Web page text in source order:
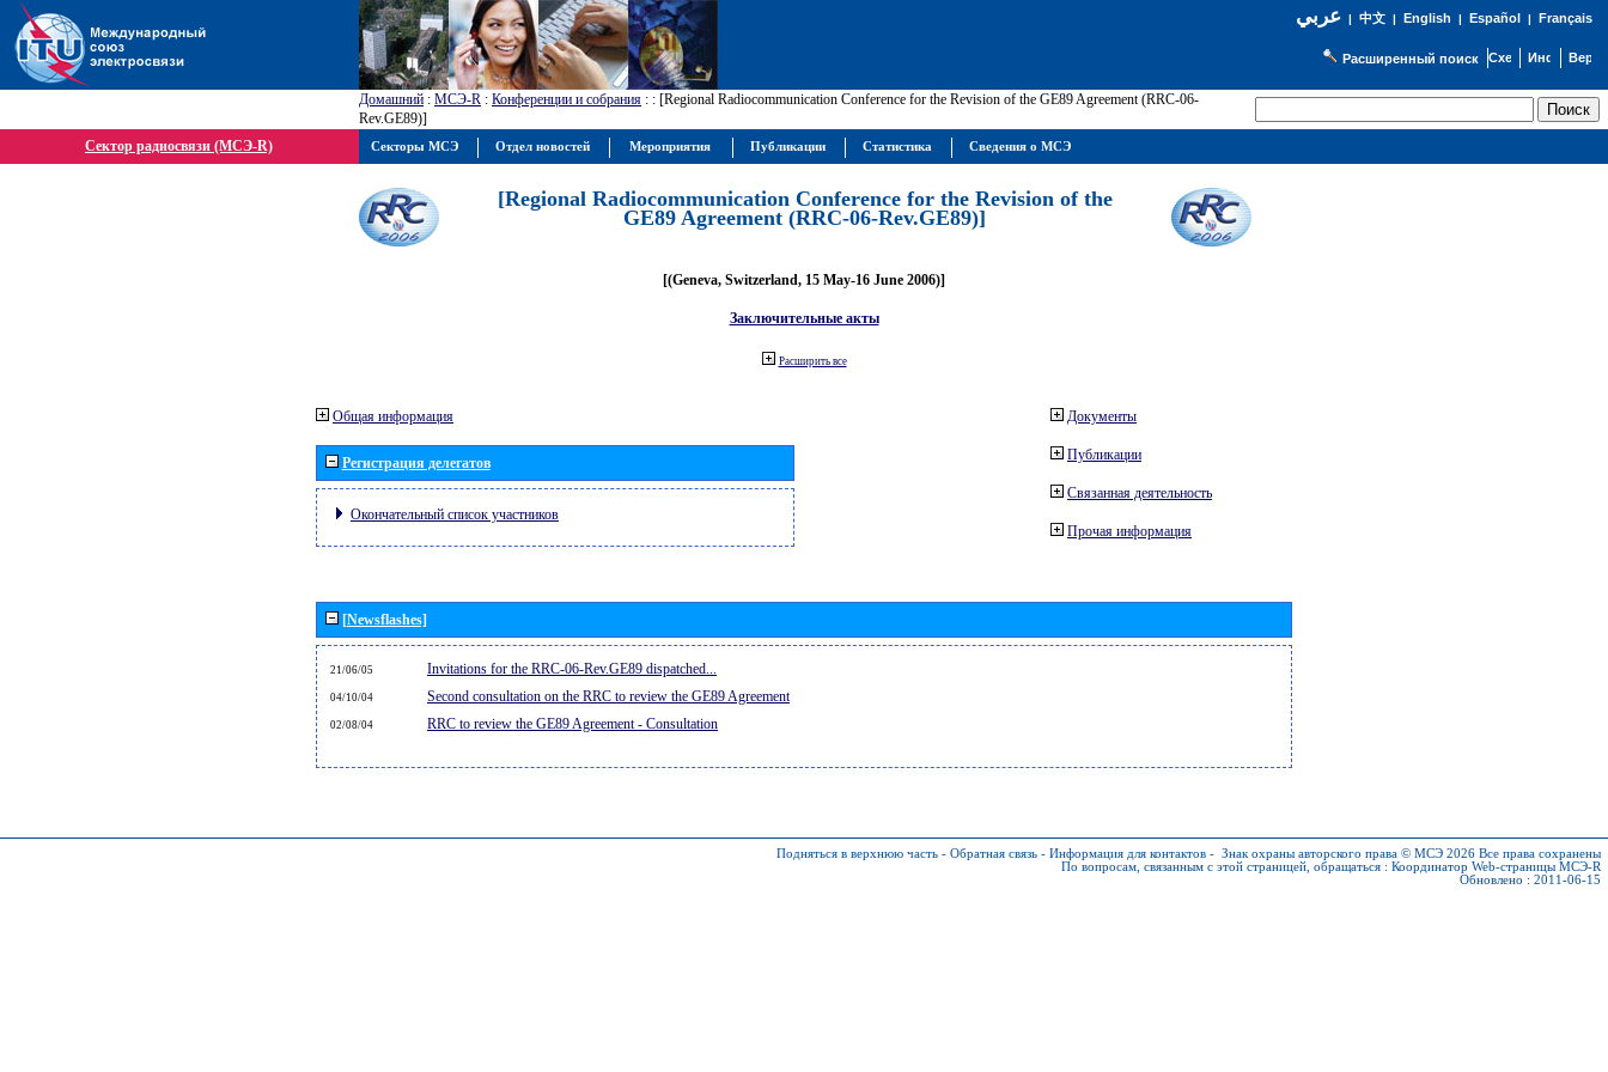
عربي| 中文| English | Español | Français
Расширенный поиск
Домашний : МСЭ-R : Конференции и собрания : : [Regional Radiocommunication Conference for the Revision of the GE89 Agreement (RRC-06-
Rev.GE89)]
Сектор радиосвязи (МСЭ-R)
[Regional Radiocommunication Conference for the Revision of the
GE89 Agreement (RRC-06-Rev.GE89)]
[(Geneva, Switzerland, 15 May-16 June 2006)]
Заключительные акты
Расширить все
Общая информация
Регистрация делегатов
Окончательный список участников
Документы
Публикации
Связанная деятельность
Прочая информация
[Newsflashes]
21/06/05 Invitations for the RRC-06-Rev.GE89 dispatched...
04/10/04 Second consultation on the RRC to review the GE89 Agreement
02/08/04 RRC to review the GE89 Agreement - Consultation
Подняться в верхнюю часть - Обратная связь - Информация для контактов - Знак охраны авторского права © МСЭ 2026 Все права сохранены
По вопросам, связанным с этой страницей, обращаться : Координатор Web-страницы МСЭ-R
Обновлено : 2011-06-15
Секторы МСЭ Отдел новостей Мероприятия Публикации Статистика Сведения о МСЭ